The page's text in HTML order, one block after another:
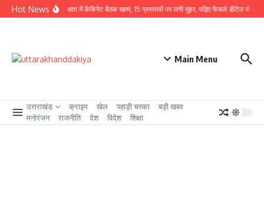
Skip to content
Hot News
CM धामी की अध्यक्षता में कैबिनेट बैठक खत्म, 15 प्रस्तावों पर लगी मुहर, पढ़िए फैसले डीटेल से
Main Menu
उत्तराखंड क्राइम खेल पहाड़ी चस्का
बड़ी खबर
मनोरंजन
राजनीति देश विदेश शिक्षा